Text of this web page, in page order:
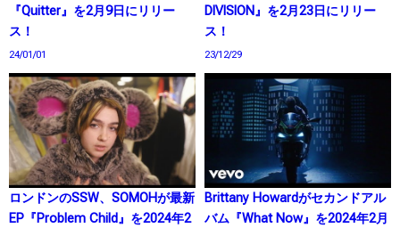
『Quitter』を2月9日にリリー
ス！
24/01/01
DIVISION』を2月23日にリリー
ス！
23/12/29
ロンドンのSSW、SOMOHが最新
EP『Problem Child』を2024年2
Brittany Howardがセカンドアル
バム『What Now』を2024年2月